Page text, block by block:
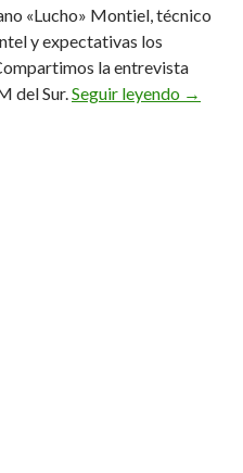
«Lucho» Montiel, técnico
y expectativas los
la entrevista
del Sur.Seguir leyendo →